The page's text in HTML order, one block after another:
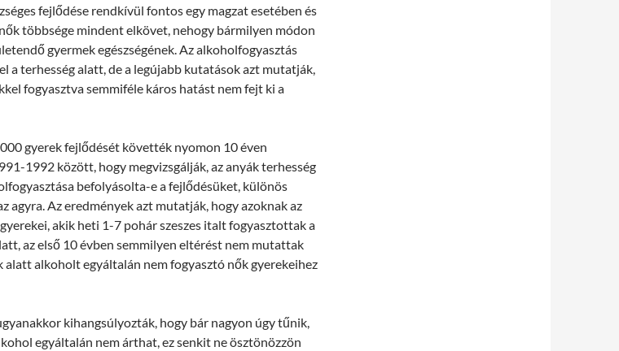
fejlődése rendkívül fontos egy magzat esetében és
többsége mindent elkövet, nehogy bármilyen módon
gyermek egészségének. Az alkoholfogyasztás
a terhesség alatt, de a legújabb kutatások azt mutatják,
fogyasztva semmiféle káros hatást nem fejt ki a
gyerek fejlődését követték nyomon 10 éven
1992 között, hogy megvizsgálják, az anyák terhesség
befolyásolta-e a fejlődésüket, különös
agyra. Az eredmények azt mutatják, hogy azoknak az
akik heti 1-7 pohár szeszes italt fogyasztottak a
az első 10 évben semmilyen eltérést nem mutattak
alatt alkoholt egyáltalán nem fogyasztó nők gyerekeihez
kihangsúlyozták, hogy bár nagyon úgy tűnik,
egyáltalán nem árthat, ez senkit ne ösztönözzön